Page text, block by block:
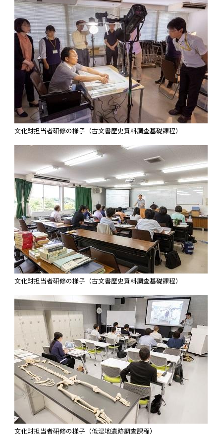
文化財担当者研修の様子（古文書歴史資料調査基礎課程）
文化財担当者研修の様子（古文書歴史資料調査基礎課程）
文化財担当者研修の様子（低湿地遺跡調査課程）